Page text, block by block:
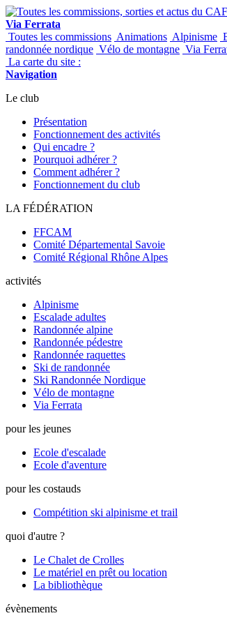
Via Ferrata
Toutes les commissions Animations Alpinisme
randonnée nordique Vélo de montagne Via
La carte du site :
Navigation
Le club
Présentation
Fonctionnement des activités
Qui encadre ?
Pourquoi adhérer ?
Comment adhérer ?
Fonctionnement du club
LA FÉDÉRATION
FFCAM
Comité Départemental Savoie
Comité Régional Rhône Alpes
activités
Alpinisme
Escalade adultes
Randonnée alpine
Randonnée pédestre
Randonnée raquettes
Ski de randonnée
Ski Randonnée Nordique
Vélo de montagne
Via Ferrata
pour les jeunes
Ecole d'escalade
Ecole d'aventure
pour les costauds
Compétition ski alpinisme et trail
quoi d'autre ?
Le Chalet de Crolles
Le matériel en prêt ou location
La bibliothèque
évènements